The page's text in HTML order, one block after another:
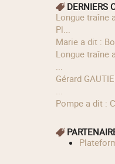
DERNIERS
longue traîne a dit : si vous allez sur le forum de '
Pl...
Marie a dit :
longue traîne a dit : merci :) connue, mais elle fait
...
Gérard GAUTIER a dit : « Il pleut parfois en Bretagne
...
Pompe a dit :